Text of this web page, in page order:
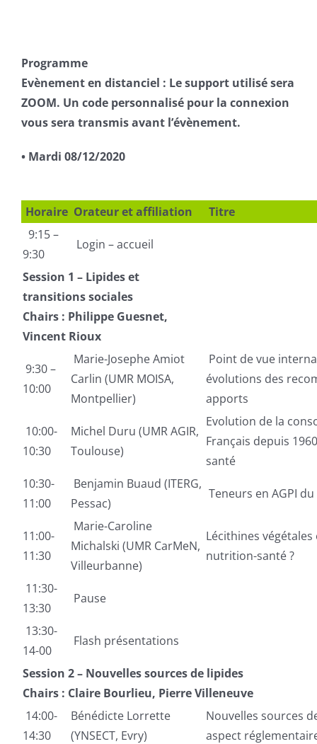
Programme
Evènement en distanciel : Le support utilisé sera
ZOOM. Un code personnalisé pour la connexion
vous sera transmis avant l’évènement.
• Mardi 08/12/2020
Horaire Orateur et affiliation
Titre
9:15 –
9:30
Login – accueil
Session 1 – Lipides et
transitions sociales
Chairs : Philippe Guesnet,
Vincent Rioux
9:30 –
10:00
Marie-Josephe Amiot
Carlin (UMR MOISA,
Montpellier)
Point de vue
évolutions des
apports
10:00-
10:30
Michel Duru (UMR AGIR,
Toulouse)
Evolution de la
Français depuis
santé
10:30-
11:00
Benjamin Buaud (ITERG,
Pessac)
Teneurs en AGPI
11:00-
11:30
Marie-Caroline
Michalski (UMR CarMeN,
Villeurbanne)
Lécithines
nutrition-santé ?
11:30-
13:30
Pause
13:30-
14-00
Flash présentations
Session 2 – Nouvelles sources de lipides
Chairs : Claire Bourlieu, Pierre Villeneuve
14:00-
14:30
Bénédicte Lorrette
(YNSECT, Evry)
Nouvelles sources
aspect